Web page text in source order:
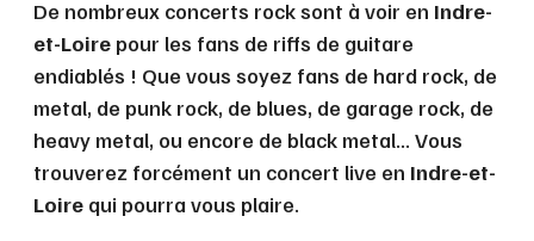
De nombreux concerts rock sont à voir en Indre-
et-Loire pour les fans de riffs de guitare
endiablés ! Que vous soyez fans de hard rock, de
metal, de punk rock, de blues, de garage rock, de
heavy metal, ou encore de black metal... Vous
trouverez forcément un concert live en Indre-et-
Loire qui pourra vous plaire.